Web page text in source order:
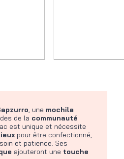
, une mochila
de la communauté
est unique et nécessite
pour être confectionné,
et patience. Ses
ajouteront une touche